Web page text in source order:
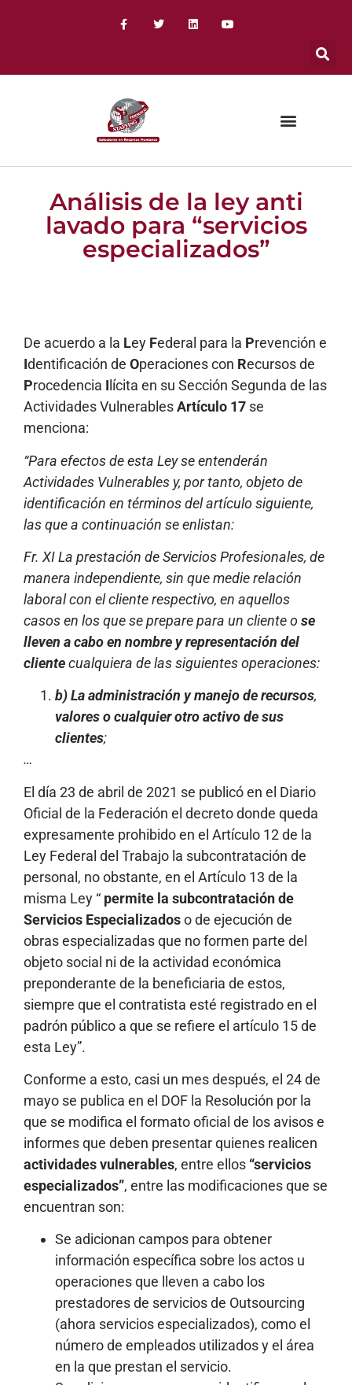
Análisis de la ley anti
lavado para “servicios
especializados”
De acuerdo a la Ley Federal para la Prevención e
Identificación de Operaciones con Recursos de
Procedencia I lícita en su Sección Segunda de las
Actividades VulnerablesArtículo 17 se
menciona:
“Para efectos de esta Ley se entenderán
Actividades Vulnerables y, por tanto, objeto de
identificación en términos del artículo siguiente,
las que a continuación se enlistan:
Fr. XI La prestación de Servicios Profesionales, de
manera independiente, sin que medie relación
laboral con el cliente respectivo, en aquellos
casos en los que se prepare para un cliente ose
lleven a cabo en nombre y representación del
clientecualquiera de las siguientes operaciones:
b) La administración y manejo de recursos,
valores o cualquier otro activo de sus
clientes;
…
El día 23 de abril de 2021 se publicó en el Diario
Oficial de la Federación el decreto donde queda
expresamente prohibido en el Artículo 12 de la
Ley Federal del Trabajo la subcontratación de
personal, no obstante, en el Artículo 13 de la
misma Ley “ permite la subcontratación de
Servicios Especializadoso de ejecución de
obras especializadas que no formen parte del
objeto social ni de la actividad económica
preponderante de la beneficiaria de estos,
siempre que el contratista esté registrado en el
padrón público a que se refiere el artículo 15 de
esta Ley”.
Conforme a esto, casi un mes después, el 24 de
mayo se publica en el DOF la Resolución por la
que se modifica el formato oficial de los avisos e
informes que deben presentar quienes realicen
actividades vulnerables, entre ellos “servicios
especializados”, entre las modificaciones que se
encuentran son:
Se adicionan campos para obtener
información específica sobre los actos u
operaciones que lleven a cabo los
prestadores de servicios de Outsourcing
(ahora servicios especializados), como el
número de empleados utilizados y el área
en la que prestan el servicio.